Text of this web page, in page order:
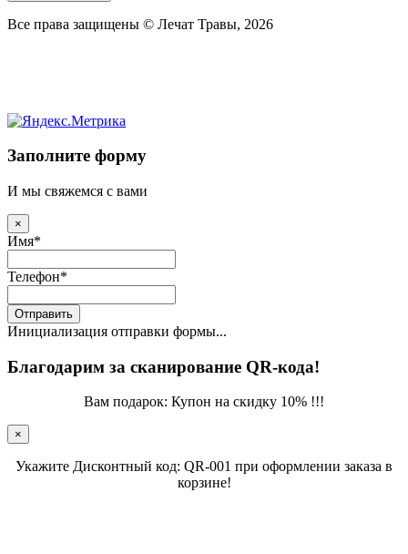
Все права защищены © Лечат Травы, 2026
Заполните форму
И мы свяжемся с вами
×
Имя*
Телефон*
Отправить
Инициализация отправки формы...
Благодарим за сканирование QR-кода!
Вам подарок: Купон на скидку 10% !!!
×
Укажите Дисконтный код: QR-001 при оформлении заказа в
корзине!